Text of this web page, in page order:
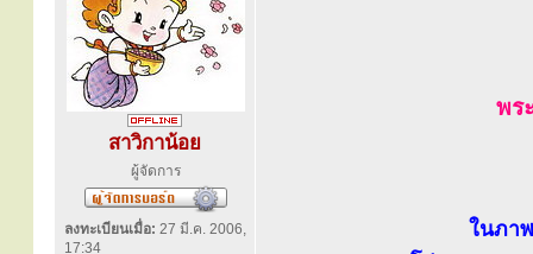
สาวิกาน้อย
ผู้จัดการ
ลงทะเบียนเมื่อ: 27 มี.ค. 2006,
17:34
พร
ในภา